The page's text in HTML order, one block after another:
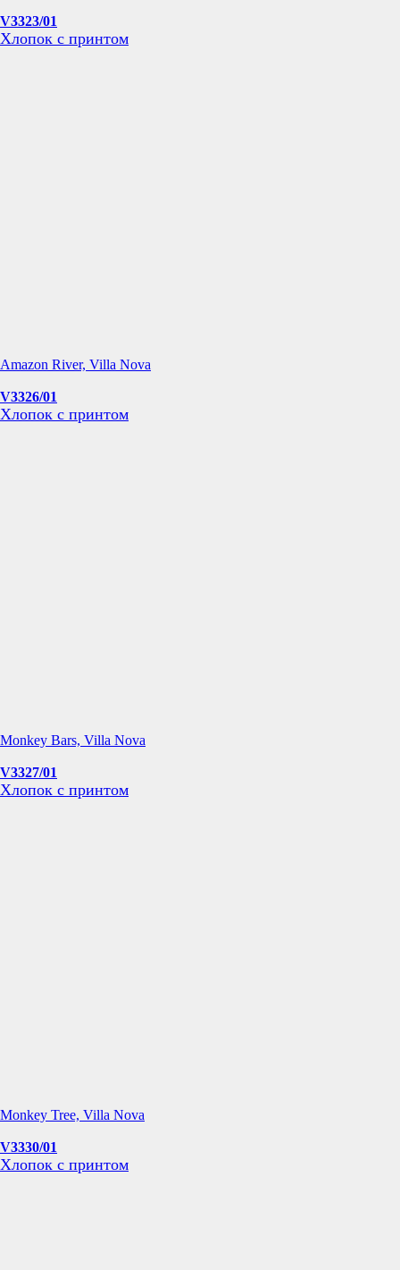
V3323/01
Хлопок с принтом
Amazon River, Villa Nova
V3326/01
Хлопок с принтом
Monkey Bars, Villa Nova
V3327/01
Хлопок с принтом
Monkey Tree, Villa Nova
V3330/01
Хлопок с принтом